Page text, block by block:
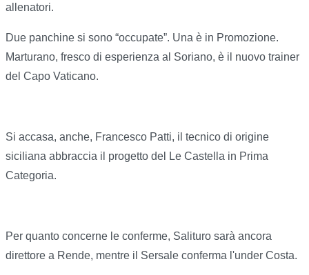
allenatori.
Due panchine si sono “occupate”. Una è in Promozione.
Marturano, fresco di esperienza al Soriano, è il nuovo trainer
del Capo Vaticano.
Si accasa, anche, Francesco Patti, il tecnico di origine
siciliana abbraccia il progetto del Le Castella in Prima
Categoria.
Per quanto concerne le conferme, Salituro sarà ancora
direttore a Rende, mentre il Sersale conferma l'under Costa.